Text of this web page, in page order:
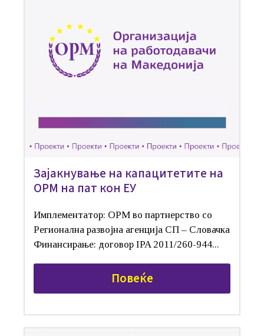
Зајакнување на капацитетите на
ОРМ на пат кон ЕУ
Имплементатор: OРМ во партнерство со
Регионална развојна агенција СП – Словачка
Финансирање: договор IPA 2011/260-944...
Повеќе